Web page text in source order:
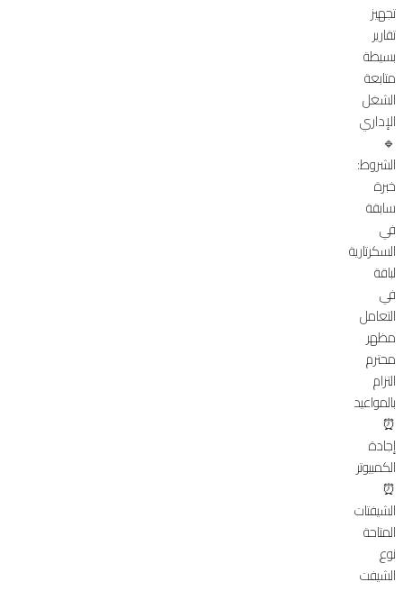
تجهيز
تقارير
بسيطة
متابعة
الشغل
الإداري
🔹
الشروط:
خبرة
سابقة
في
السكرتارية
لباقة
في
التعامل
مظهر
محترم
التزام
بالمواعيد
⏰
إجادة
الكمبيوتر
⏰
الشيفتات
المتاحة
نوع
الشيفت